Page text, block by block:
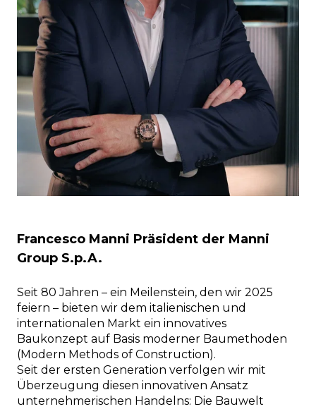
Francesco Manni Präsident der Manni
Group S.p.A.
Seit 80 Jahren – ein Meilenstein, den wir 2025
feiern – bieten wir dem italienischen und
internationalen Markt ein innovatives
Baukonzept auf Basis moderner Baumethoden
(Modern Methods of Construction).
Seit der ersten Generation verfolgen wir mit
Überzeugung diesen innovativen Ansatz
unternehmerischen Handelns: Die Bauwelt